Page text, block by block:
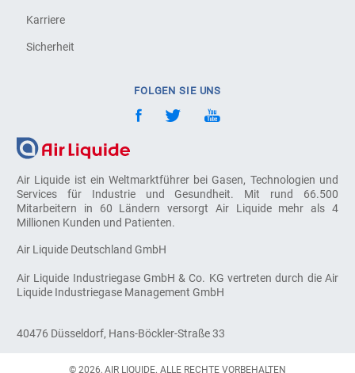
Air Liquide ist ein Weltmarktführer bei Gasen, Technologien und
Services für Industrie und Gesundheit. Mit rund 66.500
Mitarbeitern in 60 Ländern versorgt Air Liquide mehr als 4
Millionen Kunden und Patienten.
Air Liquide Deutschland GmbH
Air Liquide Industriegase GmbH & Co. KG vertreten durch die Air
Liquide Industriegase Management GmbH
40476 Düsseldorf, Hans-Böckler-Straße 33
Karriere
Sicherheit
FOLGEN SIE UNS
© 2026, AIR LIQUIDE. ALLE RECHTE VORBEHALTEN